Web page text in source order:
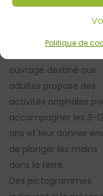
Politique de
Comment
suffit de peu de
simples, des plantes
ouvrage destiné aux
adultes propose des
activités originales
accompagner les 3-
ans et leur donner
de plonger les mains
dans la terre.
Des pictogrammes